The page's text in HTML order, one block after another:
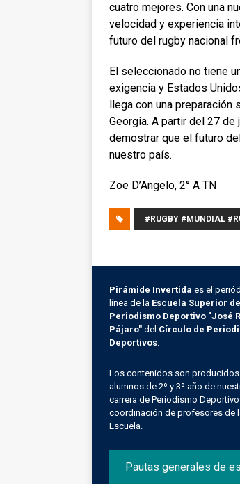
cuatro mejores. Con una
velocidad y experiencia
futuro del rugby nacional
El seleccionado no tiene
exigencia y Estados
llega con una preparación
Georgia. A partir del 27 de
demostrar que el futuro
nuestro país.
Zoe D’Angelo, 2° A TN
#RUGBY #MUNDIAL
Pirámide Invertida es el
línea de la Escuela Superior de
Periodismo Deportivo "José
Pájaro" del Círculo de
Deportivos.
Los contenidos son
alumnos de 2º y 3º año de
carrera de Periodismo
coordinación de profesores de
Escuela.
Pautas generales de